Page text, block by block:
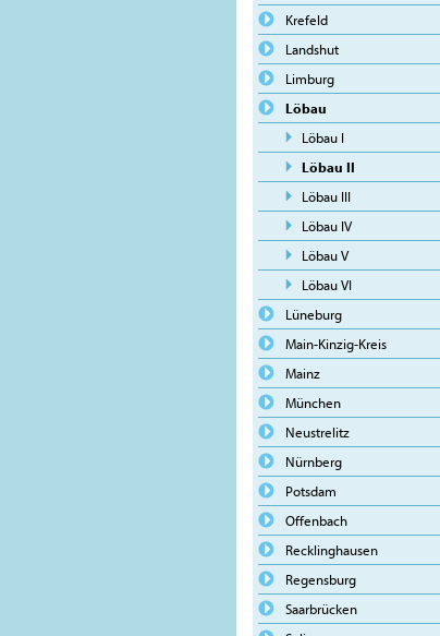
Krefeld
Landshut
Limburg
Löbau
Löbau I
Löbau II
Löbau III
Löbau IV
Löbau V
Löbau VI
Lüneburg
Main-Kinzig-Kreis
Mainz
München
Neustrelitz
Nürnberg
Potsdam
Offenbach
Recklinghausen
Regensburg
Saarbrücken